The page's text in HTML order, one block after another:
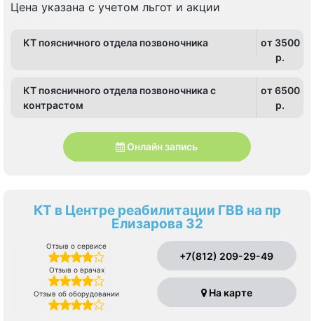
Цена указана с учетом льгот и акции
КТ поясничного отдела позвоночника
от 3500
p.
КТ поясничного отдела позвоночника с
контрастом
от 6500
p.
Онлайн запись
КТ в Центре реабилитации ГВВ на пр
Елизарова 32
Отзыв о сервисе
Отзыв о врачах
Отзыв об оборудовании
+7(812) 209-29-49
На карте